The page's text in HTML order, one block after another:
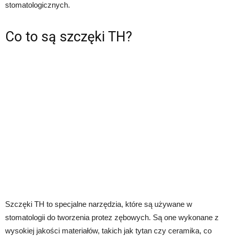
stomatologicznych.
Co to są szczęki TH?
Szczęki TH to specjalne narzędzia, które są używane w
stomatologii do tworzenia protez zębowych. Są one wykonane z
wysokiej jakości materiałów, takich jak tytan czy ceramika, co